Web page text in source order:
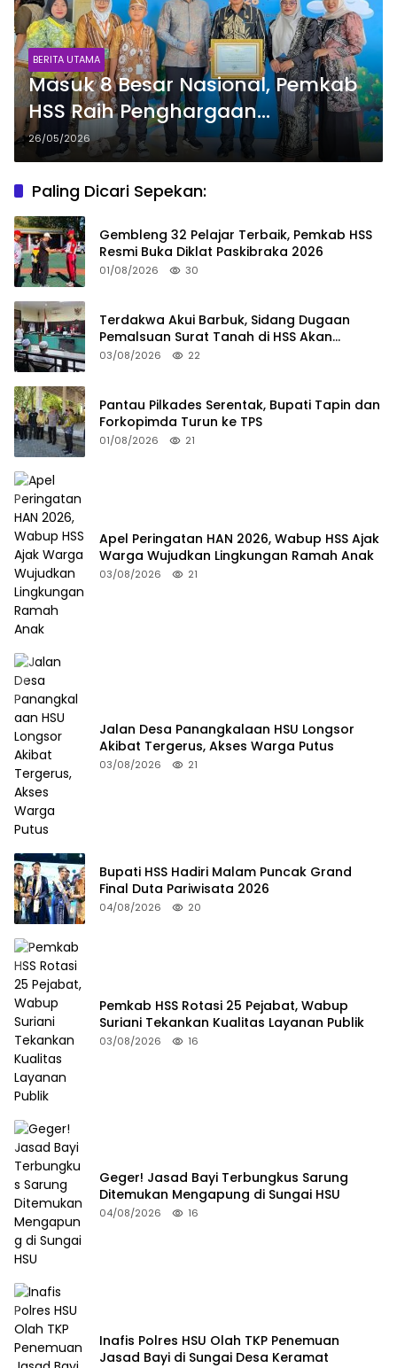
BERITA UTAMA
Masuk 8 Besar Nasional, Pemkab
HSS Raih Penghargaan
Revitalisasi Bahasa Daerah
26/05/2026
Paling Dicari Sepekan:
Gembleng 32 Pelajar Terbaik, Pemkab HSS
Resmi Buka Diklat Paskibraka 2026
01/08/2026 30
Terdakwa Akui Barbuk, Sidang Dugaan
Pemalsuan Surat Tanah di HSS Akan
Berlanjut Tuntutan JPU
03/08/2026 22
Pantau Pilkades Serentak, Bupati Tapin dan
Forkopimda Turun ke TPS
01/08/2026 21
Apel Peringatan HAN 2026, Wabup HSS Ajak
Warga Wujudkan Lingkungan Ramah Anak
03/08/2026 21
Jalan Desa Panangkalaan HSU Longsor
Akibat Tergerus, Akses Warga Putus
03/08/2026 21
Bupati HSS Hadiri Malam Puncak Grand
Final Duta Pariwisata 2026
04/08/2026 20
Pemkab HSS Rotasi 25 Pejabat, Wabup
Suriani Tekankan Kualitas Layanan Publik
03/08/2026 16
Geger! Jasad Bayi Terbungkus Sarung
Ditemukan Mengapung di Sungai HSU
04/08/2026 16
Inafis Polres HSU Olah TKP Penemuan
Jasad Bayi di Sungai Desa Keramat